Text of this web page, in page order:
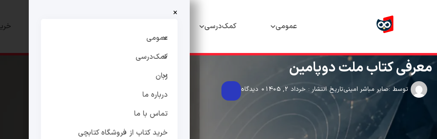
عمومی کمک‌درسی
×
عمومی
کمک‌درسی
زبان
درباره ما
تماس با ما
خرید کتاب از فروشگاه کتابچی
معرفی کتاب ملت دوپامین
توسط :صابر مباشر امینیتاریخ انتشار : خرداد 2, 1405 0 دیدگاه